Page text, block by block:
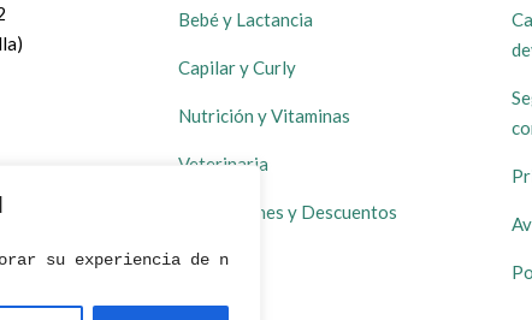
su experiencia de navegación, mostrar
Bebé y Lactancia
Capilar y Curly
Nutrición y Vitaminas
Veterinaria
Promociones y Descuentos